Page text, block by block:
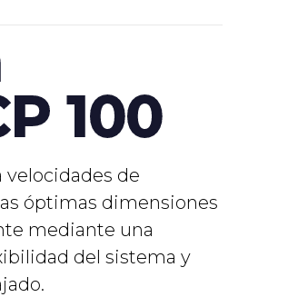
100
velocidades de
óptimas dimensiones
mediante una
del sistema y